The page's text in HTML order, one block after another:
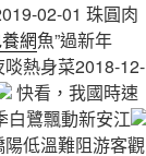
02-01 珠圓肉
網魚”過新年
熱身菜2018-12-
快看，我國時速
白鷺飄動新安江
陽低溫難阻游客觀